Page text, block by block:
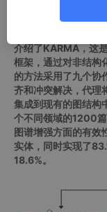
摘要：维护全面和
介绍了KARMA，这
框架，通过对非结构
的方法采用了九个协
齐和冲突解决，代理
集成到现有的图结构
个不同领域的1200
图谱增强方面的有
实体，同时实现了
18.6%。